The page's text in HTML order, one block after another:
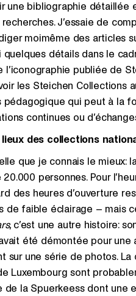
une bibliographie
J’essaie de
moimême des articles
détails dans le
publiée de
les Steichen Collections
pédagogique qui peut à la
continues ou
des collections
que je connais le mieux:
personnes. Pour
des heures d’ouverture
de faible éclairage – mais
, c’est une autre histoire:
été démontée pour
sur une série de photos.
Luxembourg sont
de la Spuerkeess dont une